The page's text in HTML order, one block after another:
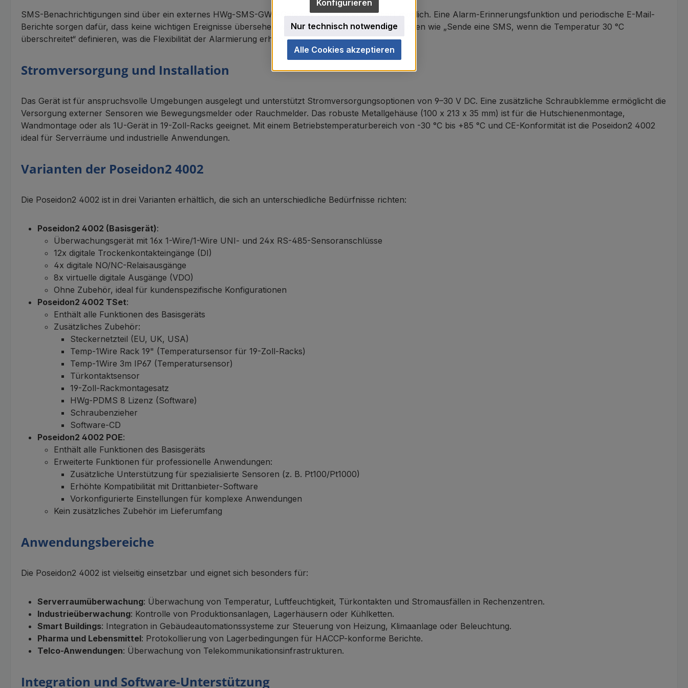
SMS-Benachrichtigungen sind über ein externes HWg-SMS-GW3-Gateway (separat erwerbbar) möglich. Eine Alarm-Erinnerungsfunktion und periodische E-Mail-
Berichte sorgen dafür, dass keine wichtigen Ereignisse übersehen werden. Nutzer können Bedingungen wie „Sende eine SMS, wenn die Temperatur 30 °C
überschreitet“ definieren, was die Flexibilität der Alarmierung erhöht.
Stromversorgung und Installation
Das Gerät ist für anspruchsvolle Umgebungen ausgelegt und unterstützt Stromversorgungsoptionen von 9–30 V DC. Eine zusätzliche Schraubklemme ermöglicht die
Versorgung externer Sensoren wie Bewegungsmelder oder Rauchmelder. Das robuste Metallgehäuse (100 x 213 x 35 mm) ist für die Hutschienenmontage,
Wandmontage oder als 1U-Gerät in 19-Zoll-Racks geeignet. Mit einem Betriebstemperaturbereich von -30 °C bis +85 °C und CE-Konformität ist die Poseidon2 4002
ideal für Serverräume und industrielle Anwendungen.
Varianten der Poseidon2 4002
Die Poseidon2 4002 ist in drei Varianten erhältlich, die sich an unterschiedliche Bedürfnisse richten:
Poseidon2 4002 (Basisgerät):
Überwachungsgerät mit 16x 1-Wire/1-Wire UNI- und 24x RS-485-Sensoranschlüsse
12x digitale Trockenkontakteingänge (DI)
4x digitale NO/NC-Relaisausgänge
8x virtuelle digitale Ausgänge (VDO)
Ohne Zubehör, ideal für kundenspezifische Konfigurationen
Poseidon2 4002 TSet:
Enthält alle Funktionen des Basisgeräts
Zusätzliches Zubehör:
Steckernetzteil (EU, UK, USA)
Temp-1Wire Rack 19" (Temperatursensor für 19-Zoll-Racks)
Temp-1Wire 3m IP67 (Temperatursensor)
Türkontaktsensor
19-Zoll-Rackmontagesatz
HWg-PDMS 8 Lizenz (Software)
Schraubenzieher
Software-CD
Poseidon2 4002 POE:
Enthält alle Funktionen des Basisgeräts
Erweiterte Funktionen für professionelle Anwendungen:
Zusätzliche Unterstützung für spezialisierte Sensoren (z. B. Pt100/Pt1000)
Erhöhte Kompatibilität mit Drittanbieter-Software
Vorkonfigurierte Einstellungen für komplexe Anwendungen
Kein zusätzliches Zubehör im Lieferumfang
Anwendungsbereiche
Die Poseidon2 4002 ist vielseitig einsetzbar und eignet sich besonders für:
Serverraumüberwachung: Überwachung von Temperatur, Luftfeuchtigkeit, Türkontakten und Stromausfällen in Rechenzentren.
Industrieüberwachung: Kontrolle von Produktionsanlagen, Lagerhäusern oder Kühlketten.
Smart Buildings: Integration in Gebäudeautomationssysteme zur Steuerung von Heizung, Klimaanlage oder Beleuchtung.
Pharma und Lebensmittel: Protokollierung von Lagerbedingungen für HACCP-konforme Berichte.
Telco-Anwendungen: Überwachung von Telekommunikationsinfrastrukturen.
Integration und Software-Unterstützung
Nur technisch notwendige
Konfigurieren
Alle Cookies akzeptieren